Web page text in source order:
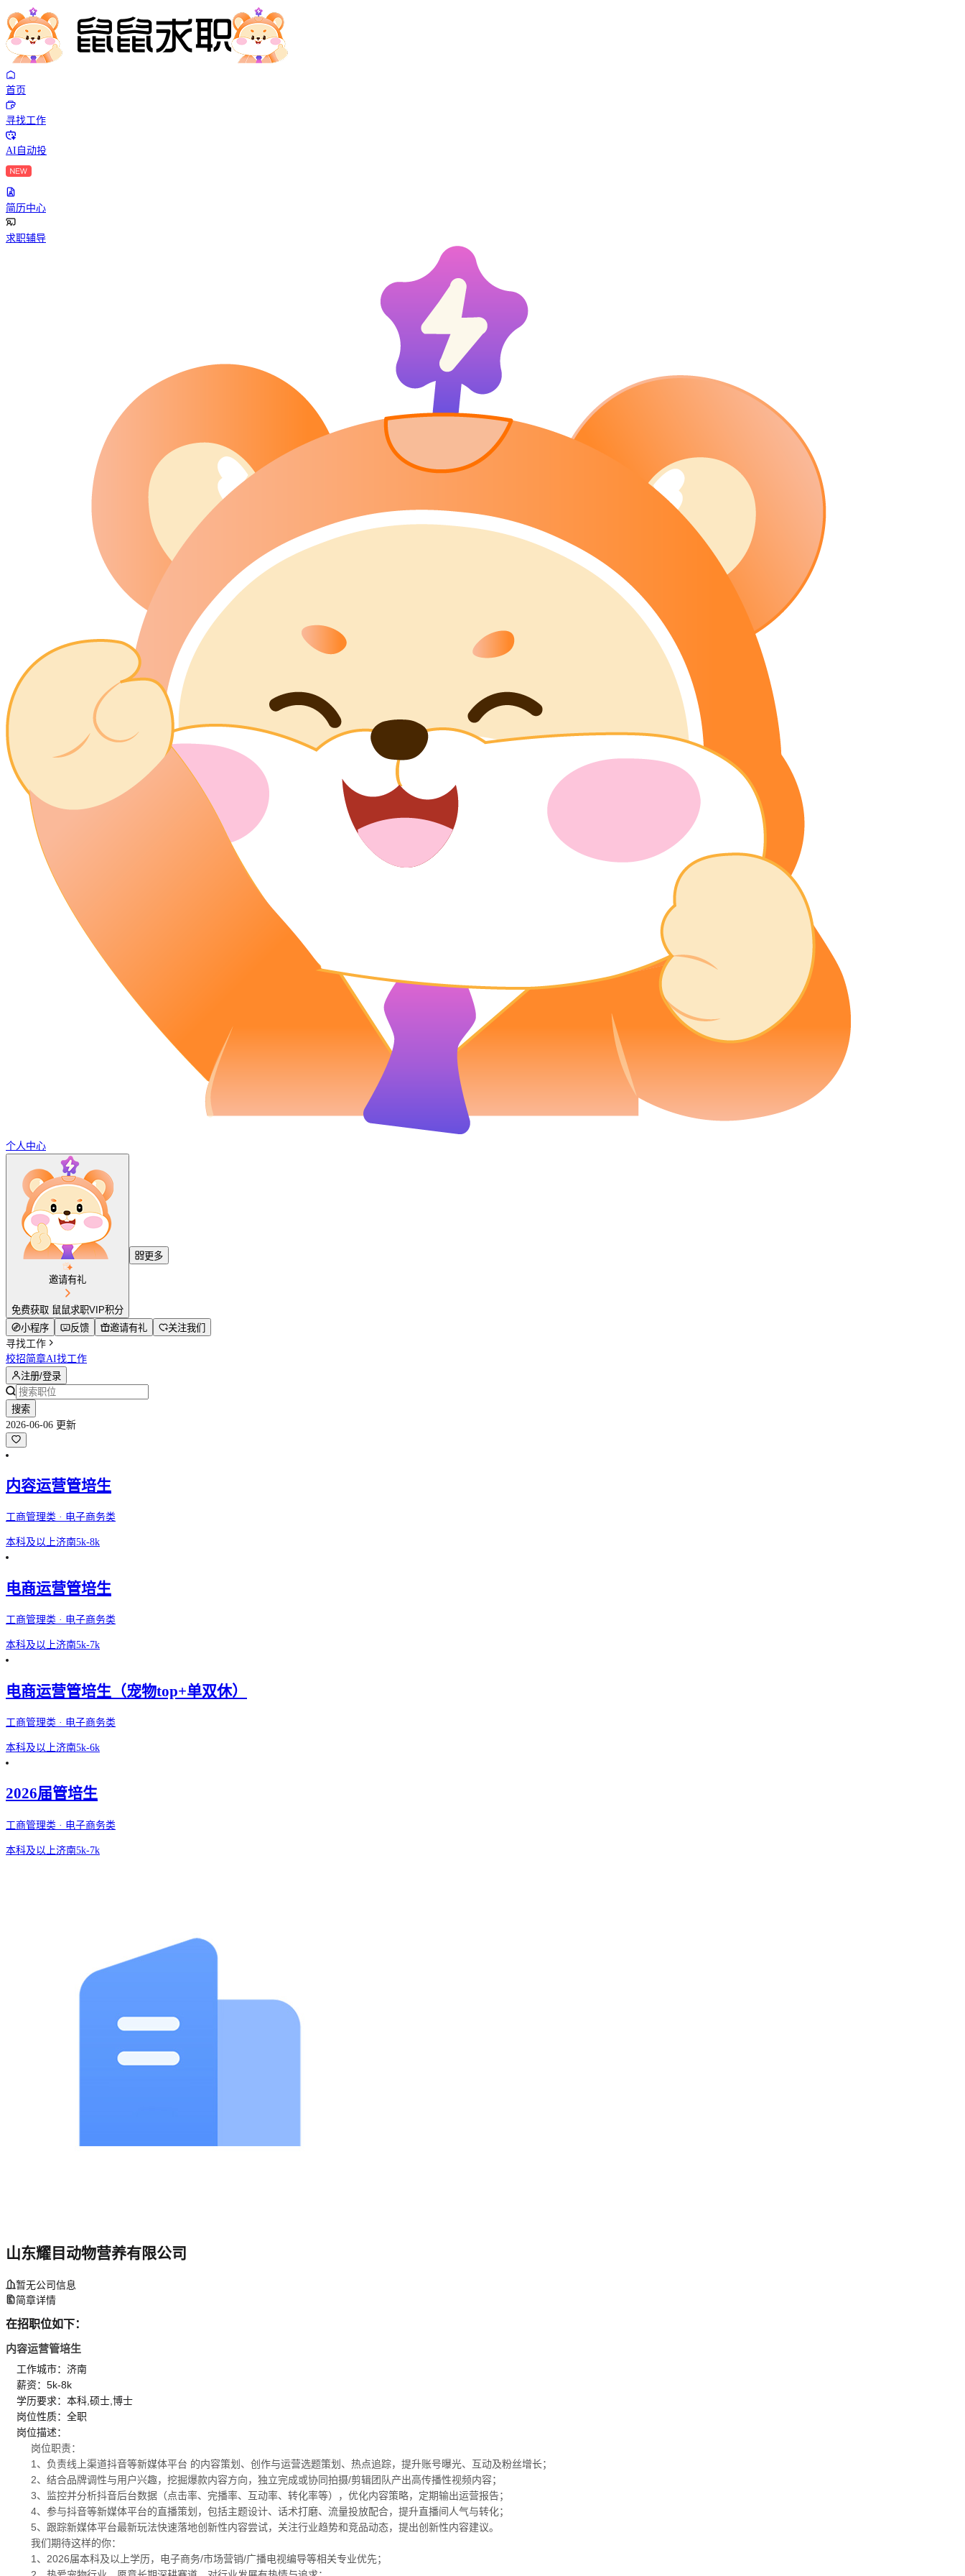
首页
寻找工作
AI自动投
简历中心
求职辅导
个人中心
邀请有礼
免费获取 鼠鼠求职VIP积分
更多
小程序 反馈 邀请有礼
关注我们
寻找工作
校招简章AI找工作
注册/登录
搜索
2026-06-06 更新
内容运营管培生
工商管理类 · 电子商务类
本科及以上济南5k-8k
电商运营管培生
工商管理类 · 电子商务类
本科及以上济南5k-7k
电商运营管培生（宠物top+单双休）
工商管理类 · 电子商务类
本科及以上济南5k-6k
2026届管培生
工商管理类 · 电子商务类
本科及以上济南5k-7k
山东耀目动物营养有限公司
暂无公司信息
简章详情
在招职位如下：
内容运营管培生
工作城市：济南
薪资：5k-8k
学历要求：本科,硕士,博士
岗位性质：全职
岗位描述：
岗位职责：
1、负责线上渠道抖音等新媒体平台 的内容策划、创作与运营选题策划、热点追踪，提升账号曝光、互动及粉丝增长；
2、结合品牌调性与用户兴趣，挖掘爆款内容方向，独立完成或协同拍摄/剪辑团队产出高传播性视频内容；
3、监控并分析抖音后台数据（点击率、完播率、互动率、转化率等），优化内容策略，定期输出运营报告；
4、参与抖音等新媒体平台的直播策划，包括主题设计、话术打磨、流量投放配合，提升直播间人气与转化；
5、跟踪新媒体平台最新玩法快速落地创新性内容尝试，关注行业趋势和竞品动态，提出创新性内容建议。
我们期待这样的你：
1、2026届本科及以上学历，电子商务/市场营销/广播电视编导等相关专业优先；